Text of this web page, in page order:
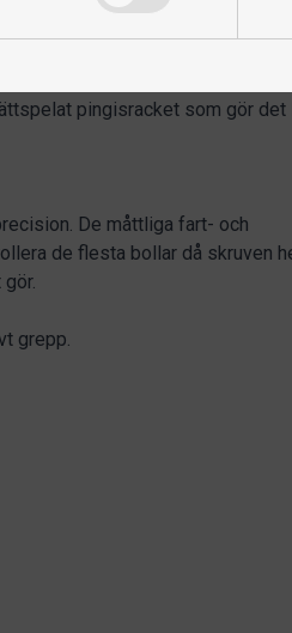
alla
pingisracket som gör det
De måttliga fart- och
de flesta bollar då skruven
grepp.